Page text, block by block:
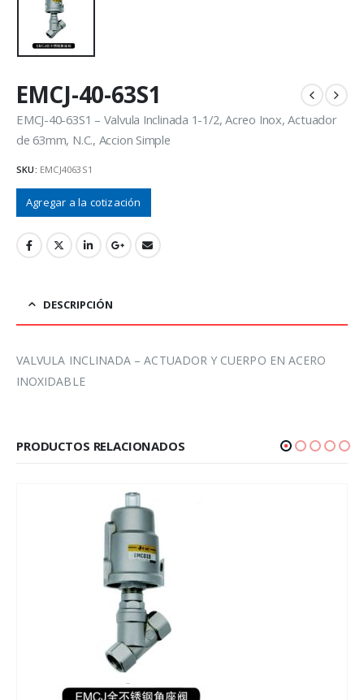
EMCJ-40-63S1
EMCJ-40-63S1 – Valvula Inclinada 1-1/2, Acreo Inox, Actuador
de 63mm, N.C., Accion Simple
SKU: EMCJ4063S1
Agregar a la cotización
DESCRIPCIÓN
VALVULA INCLINADA – ACTUADOR Y CUERPO EN ACERO
INOXIDABLE
PRODUCTOS RELACIONADOS